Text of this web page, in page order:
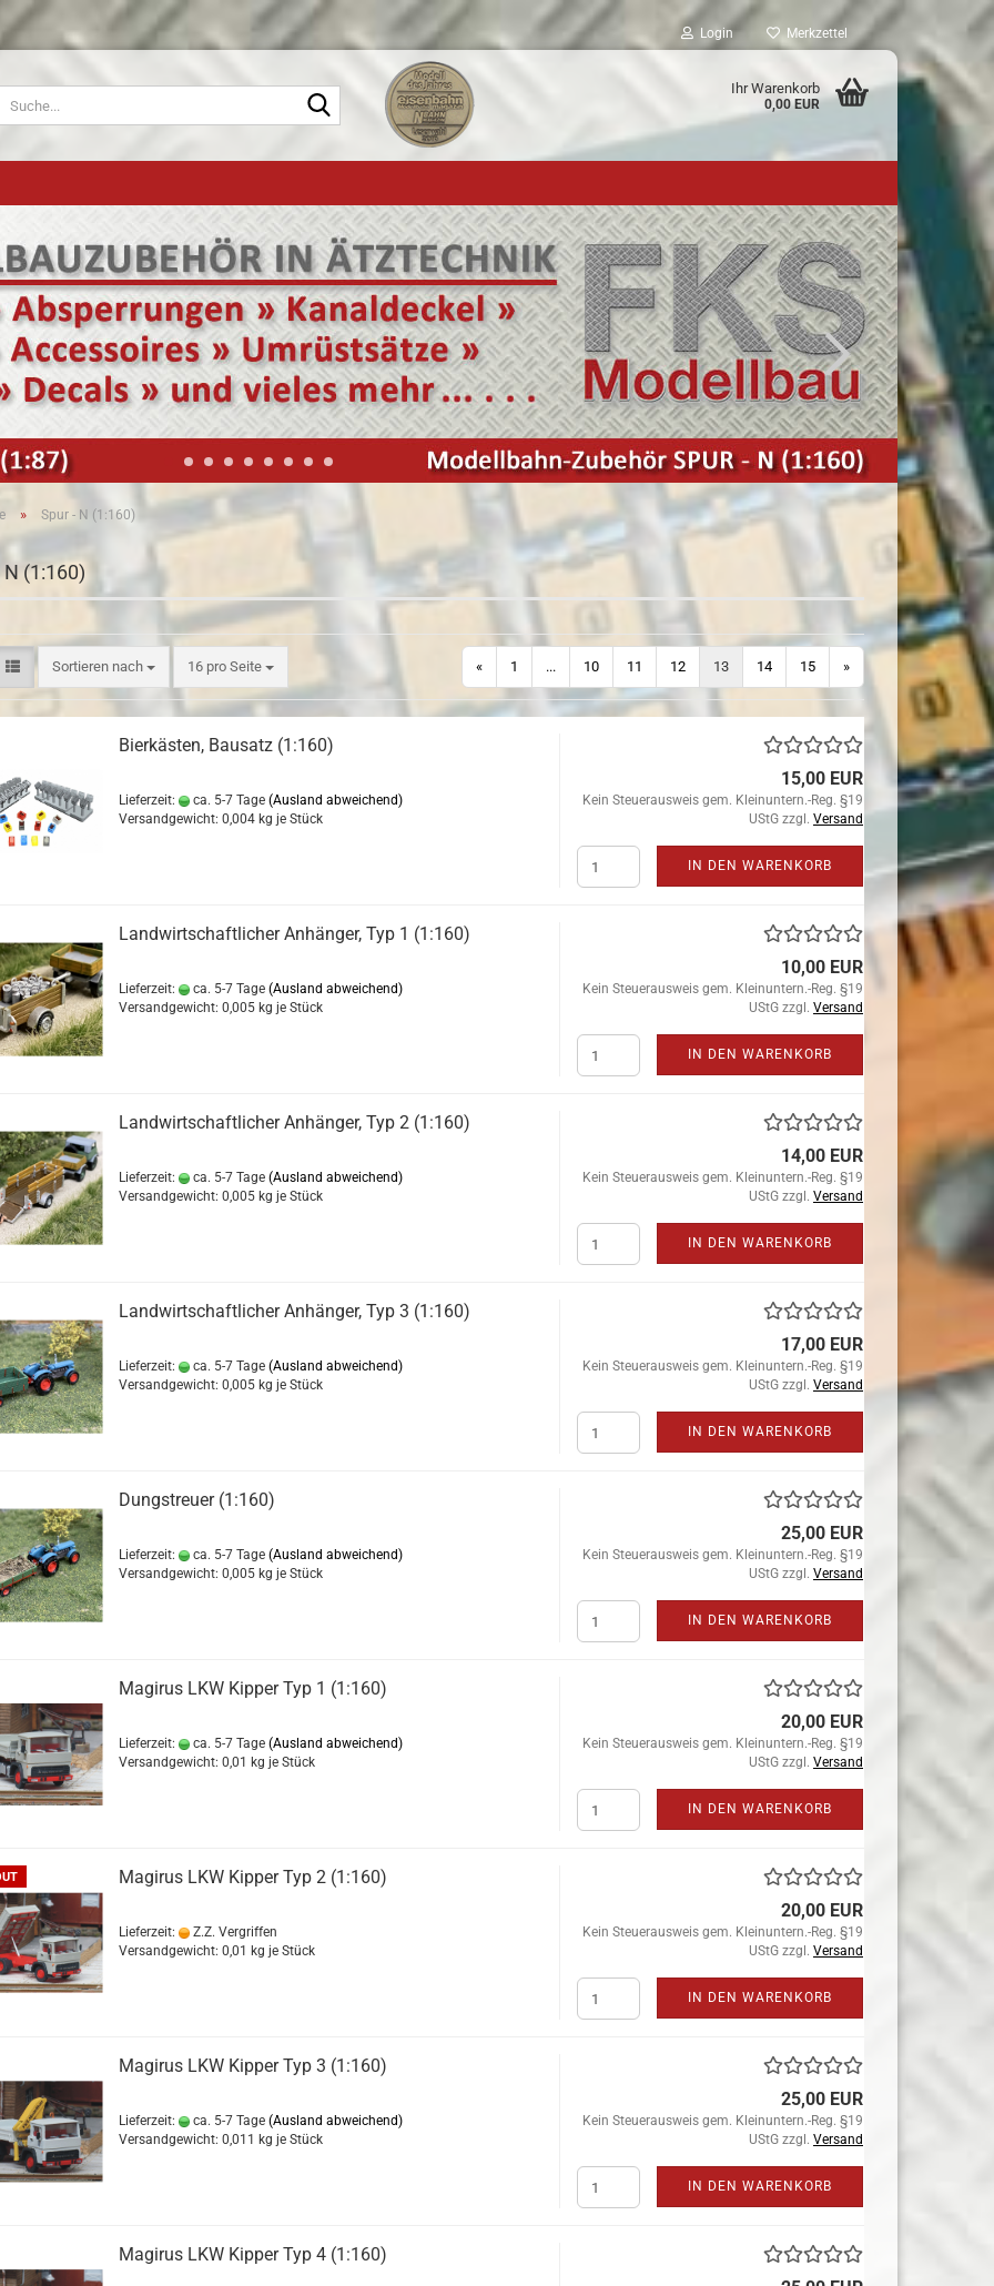
Login Merkzettel
Suche... Ihr Warenkorb
0,00 EUR
» Spur - N (1:160)
N (1:160)
Sortieren nach
Sortieren nach 16 pro Seite
pro Seite « 1 ... 10 11 12 13 14 15 »
Bierkästen, Bausatz (1:160)
Lieferzeit: ca. 5-7 Tage (Ausland abweichend)
Versandgewicht: 0,004 kg je Stück
15,00 EUR
Kein Steuerausweis gem. Kleinuntern.-Reg. §19
UStG zzgl. Versand
IN DEN WARENKORB
Landwirtschaftlicher Anhänger, Typ 1 (1:160)
Lieferzeit: ca. 5-7 Tage (Ausland abweichend)
Versandgewicht: 0,005 kg je Stück
10,00 EUR
Kein Steuerausweis gem. Kleinuntern.-Reg. §19
UStG zzgl. Versand
IN DEN WARENKORB
Landwirtschaftlicher Anhänger, Typ 2 (1:160)
Lieferzeit: ca. 5-7 Tage (Ausland abweichend)
Versandgewicht: 0,005 kg je Stück
14,00 EUR
Kein Steuerausweis gem. Kleinuntern.-Reg. §19
UStG zzgl. Versand
IN DEN WARENKORB
Landwirtschaftlicher Anhänger, Typ 3 (1:160)
Lieferzeit: ca. 5-7 Tage (Ausland abweichend)
Versandgewicht: 0,005 kg je Stück
17,00 EUR
Kein Steuerausweis gem. Kleinuntern.-Reg. §19
UStG zzgl. Versand
IN DEN WARENKORB
Dungstreuer (1:160)
Lieferzeit: ca. 5-7 Tage (Ausland abweichend)
Versandgewicht: 0,005 kg je Stück
25,00 EUR
Kein Steuerausweis gem. Kleinuntern.-Reg. §19
UStG zzgl. Versand
IN DEN WARENKORB
Magirus LKW Kipper Typ 1 (1:160)
Lieferzeit: ca. 5-7 Tage (Ausland abweichend)
Versandgewicht: 0,01 kg je Stück
20,00 EUR
Kein Steuerausweis gem. Kleinuntern.-Reg. §19
UStG zzgl. Versand
IN DEN WARENKORB
Magirus LKW Kipper Typ 2 (1:160)
Lieferzeit:
Z.Z. Vergriffen
Versandgewicht: 0,01 kg je Stück
20,00 EUR
Kein Steuerausweis gem. Kleinuntern.-Reg. §19
UStG zzgl. Versand
IN DEN WARENKORB
Magirus LKW Kipper Typ 3 (1:160)
Lieferzeit: ca. 5-7 Tage (Ausland abweichend)
Versandgewicht: 0,011 kg je Stück
25,00 EUR
Kein Steuerausweis gem. Kleinuntern.-Reg. §19
UStG zzgl. Versand
IN DEN WARENKORB
Magirus LKW Kipper Typ 4 (1:160)